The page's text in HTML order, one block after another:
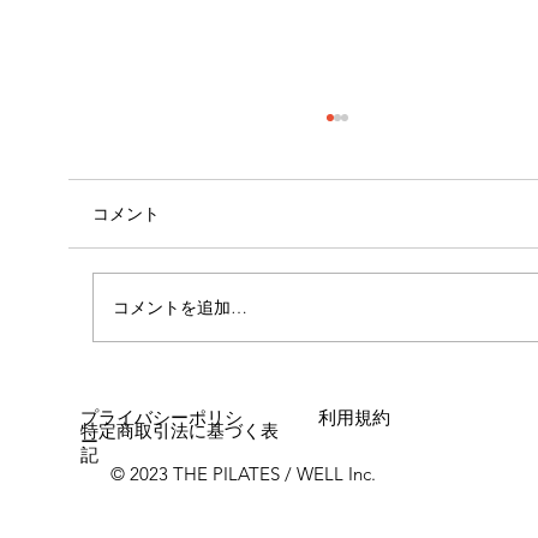
コメント
コメントを追加…
© 2023 THE PILATES / WELL Inc.
プライバシーポリシ
ー
利用規約
特定商取引法に基づく表
記